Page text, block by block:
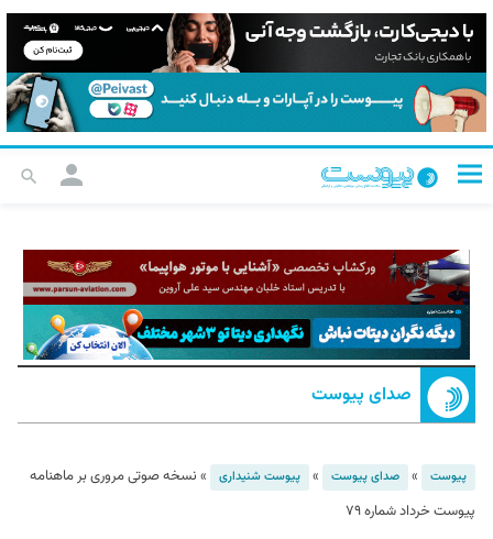
صدای پیوست
پیوست » صدای پیوست » پیوست شنیداری » نسخه صوتی مروری بر ماهنامه
پیوست خرداد شماره ۷۹